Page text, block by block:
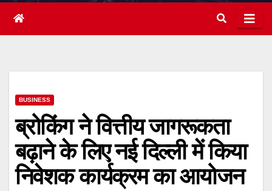
BUSINESS
ब्रोकिंग ने वित्तीय जागरूकता
बढ़ाने के लिए नई दिल्ली में किया
निवेशक कार्यक्रम का आयोजन